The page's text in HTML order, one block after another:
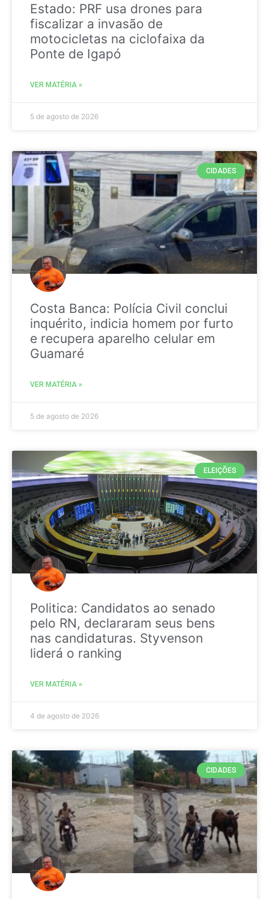
Estado: PRF usa drones para
fiscalizar a invasão de
motocicletas na ciclofaixa da
Ponte de Igapó
VER MATÉRIA »
5 de agosto de 2026
CIDADES
Costa Banca: Polícia Civil conclui
inquérito, indicia homem por furto
e recupera aparelho celular em
Guamaré
VER MATÉRIA »
5 de agosto de 2026
ELEIÇÕES
Politica: Candidatos ao senado
pelo RN, declararam seus bens
nas candidaturas. Styvenson
liderá o ranking
VER MATÉRIA »
4 de agosto de 2026
CIDADES